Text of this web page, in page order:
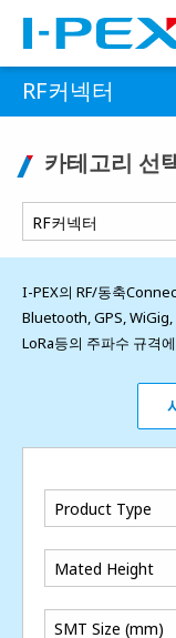
주요 콘텐츠로 건너뛰
RF커넥터
카테고리 선
I-PEX의 RF/동축
Bluetooth, GPS,
LoRa등의 주파수 규격
Product Type
Mated Height
SMT Size (mm)